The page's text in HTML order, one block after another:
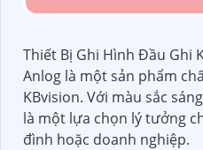
Thiết Bị Ghi Hình Đầu Ghi
Anlog là một sản phẩm
KBvision. Với màu sắc
là một lựa chọn lý tưởng
đình hoặc doanh nghiệp.